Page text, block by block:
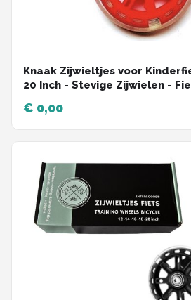
Knaak Zijwieltjes voor
20 Inch - Stevige Zijwielen -
€ 0,00